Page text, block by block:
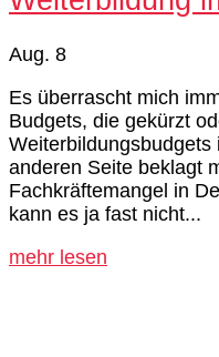
Aug. 8
Es überrascht mich
Budgets, die gekürzt
anderen Seite beklagt
Fachkräftemangel in
kann es ja fast nicht...
mehr lesen